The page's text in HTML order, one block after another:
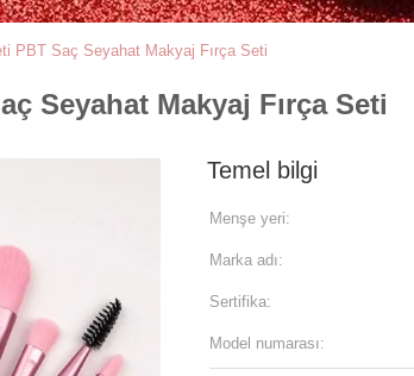
PBT Saç Seyahat Makyaj Fırça Seti
Seyahat Makyaj Fırça Seti
Temel bilgi
Menşe yeri:
Marka adı:
Sertifika:
Model numarası: